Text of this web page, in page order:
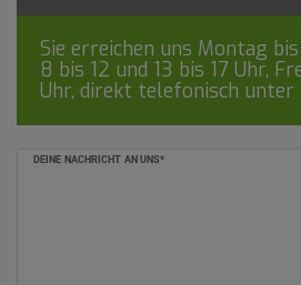
Sie erreichen uns Montag
8 bis 12 und 13 bis 17 Uhr,
Uhr, direkt telefonisch unter
DEINE NACHRICHT AN UNS*
Ceres::Template.mailFormHoneypotLabel